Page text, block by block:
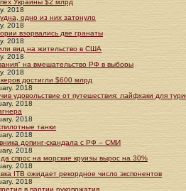
Украины $2 млрд
2018
одно из них затонуло
2018
взорвались две гранаты
2018
вид на жительство в США
2018
на вмешательство РФ в выборы
2018
достигли $600 млрд
2018
удовольствие от путешествия: лайфхаки для
2018
2018
танки
2018
допинг-скандала с РФ – СМИ
2018
спрос на морские круизы вырос на 30%
2018
ITB ожидает рекордное число экспонентов
2018
в партии рукопожатия